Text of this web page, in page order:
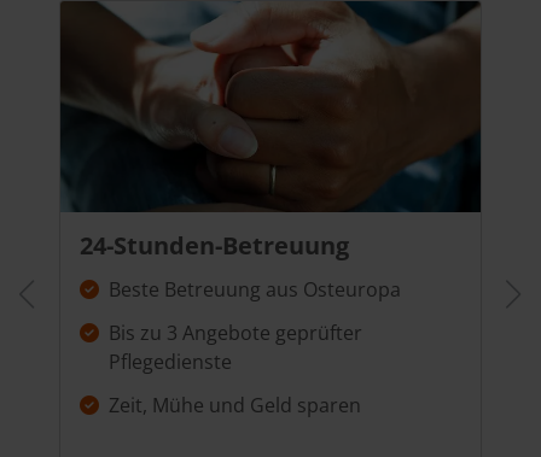
24-Stunden-Betreuung
Beste Betreuung aus Osteuropa
Bis zu 3 Angebote geprüfter
Pflegedienste
Zeit, Mühe und Geld sparen